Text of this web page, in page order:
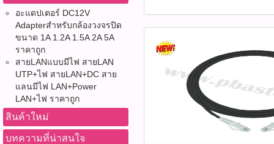
อะแดปเตอร์ DC12V
Adapterสำหรับกล้องวงจรปิด
ขนาด 1A 1.2A 1.5A 2A 5A
ราคาถูก
สายLANแบบมีไฟ สายLAN
UTP+ไฟ สายLAN+DC สาย
แลนมีไฟ LAN+Power
LAN+ไฟ ราคาถูก
สินค้าใหม่
บทความที่น่าสนใจ
สองด้านเข้ากับพอร์ต LAN
คอมพิวเตอร์, เราเตอร์, สวิ
เชื่อมต่อผ่านไฟ LED บนหัว
เพื่อให้แน่ใจว่าสัญญาณผ่าน
ได้ทันทีโดยไม่ต้องติดตั้งไดร
(แผนภาพการเชื่อมต่อ) ข้อ
งาน - ประสิทธิภาพสูง: รอง
เพื่อใช้งานในระบบเครือข่า
เสถียรและความเร็วสูง ด้วย
รองรับการส่งข้อมูลได้ถึง
โครงสร้างแบบ Small O.D
พื้นที่ เหมาะอย่างยิ่งสำหรับ
ข้อมูล INTERLINK
สูงสุด 70% จากปกติราคา